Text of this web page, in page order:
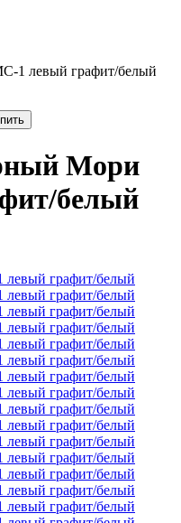
1 левый графит/белый
Мори
белый